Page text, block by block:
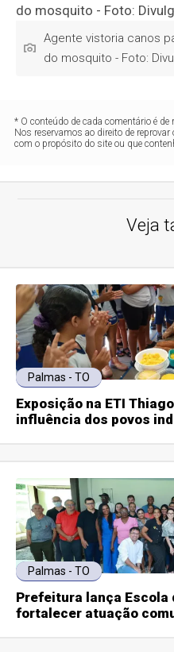
Agente vistoria canos
do mosquito - Foto:
* O conteúdo de cada comentário é
Nos reservamos ao direito de
com o propósito do site ou que
Veja
Palmas - TO
Exposição na ETI
influência dos povos
Palmas - TO
Prefeitura lança Escola
fortalecer atuação